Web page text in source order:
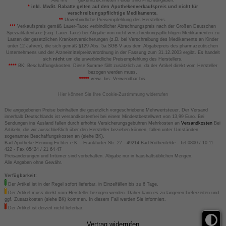
*inkl. MwSt. Rabatte gelten auf den Apothekenverkaufspreis und nicht für
verschreibungspflichtige Medikamente.
** Unverbindliche Preisempfehlung des Herstellers.
*** Verkaufspreis gemäß Lauer-Taxe; verbindlicher Abrechnungspreis nach der Großen Deutschen
Spezialitätentaxe (sog. Lauer-Taxe) bei Abgabe von nicht verschreibungspflichtigen Medikamenten zu
Lasten der gesetzlichen Krankenversicherungen (z.B. bei Verschreibung des Medikaments an Kinder
unter 12 Jahren), die sich gemäß §129 Abs. 5a SGB V aus dem Abgabepreis des pharmazeutischen
Unternehmens und der Arzneimittelpreisverordnung in der Fassung zum 31.12.2003 ergibt. Es handelt
sich nicht um die unverbindliche Preisempfehlung des Herstellers.
****BK: Beschaffungskosten. Diese Summe fällt zusätzlich an, da der Artikel direkt vom Hersteller
bezogen werden muss.
*****verw. bis: Verwendbar bis.
Hier können Sie Ihre Cookie-Zustimmung widerrufen
Die angegebenen Preise beinhalten die gesetzlich vorgeschriebene Mehrwertsteuer. Der Versand
innerhalb Deutschlands ist versandkostenfrei bei einem Mindestbestellwert von 13,99 Euro. Bei
Sendungen ins Ausland fallen durch erhöhte Versicherungsgebühren Mehrkosten an VersandkostenBei
Artikeln, die wir ausschließlich über den Hersteller beziehen können, fallen unter Umständen
sogenannte Beschaffungskosten an (siehe BK).
Bad Apotheke Henning Fichter e.K. - Frankfurter Str. 27 - 49214 Bad Rothenfelde - Tel 0800 / 10 11
422 - Fax 05424 / 21 64 47
Preisänderungen und Irrtümer sind vorbehalten. Abgabe nur in haushaltsüblichen Mengen.
Alle Angaben ohne Gewähr.
Verfügbarkeit:
Der Artikel ist in der Regel sofort lieferbar, in Einzelfällen bis zu 6 Tage.
Der Artikel muss direkt vom Hersteller bezogen werden. Daher kann es zu längeren Lieferzeiten und
ggf. Zusatzkosten (siehe BK) kommen. In diesem Fall werden Sie informiert.
Der Artikel ist derzeit nicht lieferbar.
Vertrag widerrufen